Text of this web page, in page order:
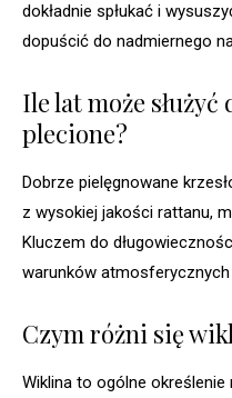
dokładnie spłukać i
dopuścić do nadmiernego
Ile lat może
plecione?
Dobrze pielęgnowane
z wysokiej jakości rattanu,
Kluczem do
warunków
Czym różni się
Wiklina to ogólne określenie